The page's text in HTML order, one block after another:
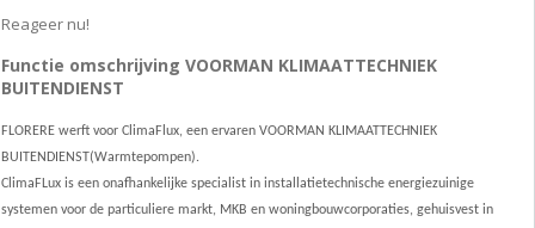
Reageer nu!
Functie omschrijving VOORMAN KLIMAATTECHNIEK
BUITENDIENST
FLORERE werft voor ClimaFlux, een ervaren VOORMAN KLIMAATTECHNIEK
BUITENDIENST(Warmtepompen).
ClimaFLux is een onafhankelijke specialist in installatietechnische energiezuinige
systemen voor de particuliere markt, MKB en woningbouwcorporaties, gehuisvest in